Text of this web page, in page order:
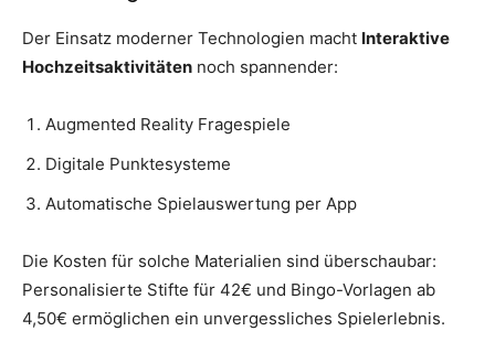
Der Einsatz moderner Technologien macht Interaktive
Hochzeitsaktivitäten noch spannender:
Augmented Reality Fragespiele
Digitale Punktesysteme
Automatische Spielauswertung per App
Die Kosten für solche Materialien sind überschaubar:
Personalisierte Stifte für 42€ und Bingo-Vorlagen ab
4,50€ ermöglichen ein unvergessliches Spielerlebnis.